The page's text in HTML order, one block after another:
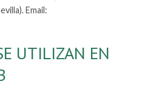
Email:
UTILIZAN EN